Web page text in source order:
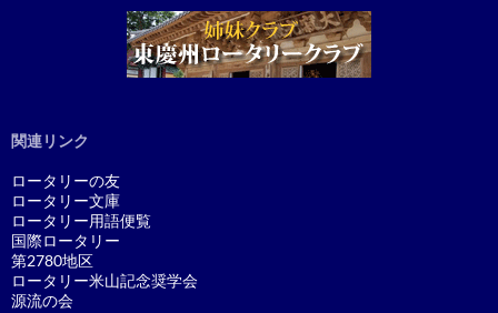
関連リンク
ロータリーの友
ロータリー文庫
ロータリー用語便覧
国際ロータリー
第2780地区
ロータリー米山記念奨学会
源流の会